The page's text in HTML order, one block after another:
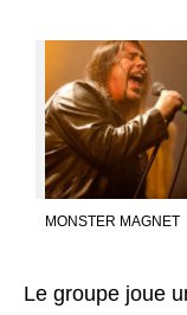
MONSTER MAGNET
Le groupe joue